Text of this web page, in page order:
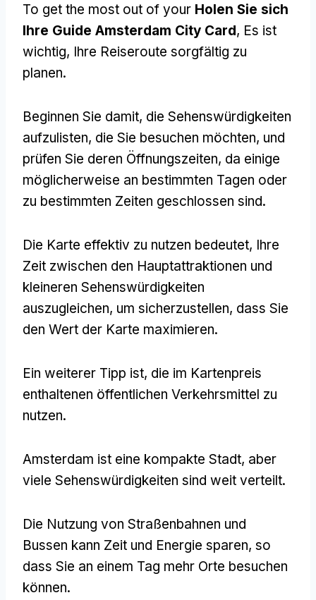
To get the most out of your Holen Sie sich
Ihre Guide Amsterdam City Card, Es ist
wichtig, Ihre Reiseroute sorgfältig zu
planen.
Beginnen Sie damit, die Sehenswürdigkeiten
aufzulisten, die Sie besuchen möchten, und
prüfen Sie deren Öffnungszeiten, da einige
möglicherweise an bestimmten Tagen oder
zu bestimmten Zeiten geschlossen sind.
Die Karte effektiv zu nutzen bedeutet, Ihre
Zeit zwischen den Hauptattraktionen und
kleineren Sehenswürdigkeiten
auszugleichen, um sicherzustellen, dass Sie
den Wert der Karte maximieren.
Ein weiterer Tipp ist, die im Kartenpreis
enthaltenen öffentlichen Verkehrsmittel zu
nutzen.
Amsterdam ist eine kompakte Stadt, aber
viele Sehenswürdigkeiten sind weit verteilt.
Die Nutzung von Straßenbahnen und
Bussen kann Zeit und Energie sparen, so
dass Sie an einem Tag mehr Orte besuchen
können.